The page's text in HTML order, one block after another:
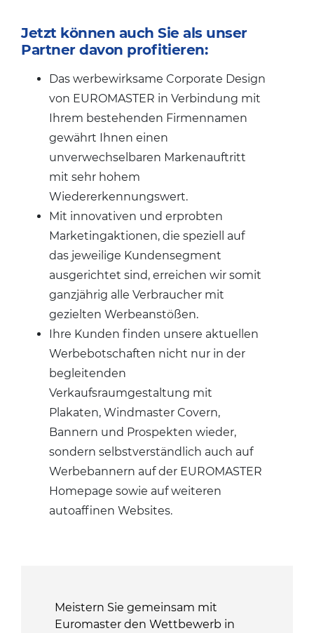
Jetzt können auch Sie als unser
Partner davon profitieren:
Das werbewirksame Corporate Design
von EUROMASTER in Verbindung mit
Ihrem bestehenden Firmennamen
gewährt Ihnen einen
unverwechselbaren Markenauftritt
mit sehr hohem
Wiedererkennungswert.
Mit innovativen und erprobten
Marketingaktionen, die speziell auf
das jeweilige Kundensegment
ausgerichtet sind, erreichen wir somit
ganzjährig alle Verbraucher mit
gezielten Werbeanstößen.
Ihre Kunden finden unsere aktuellen
Werbebotschaften nicht nur in der
begleitenden
Verkaufsraumgestaltung mit
Plakaten, Windmaster Covern,
Bannern und Prospekten wieder,
sondern selbstverständlich auch auf
Werbebannern auf der EUROMASTER
Homepage sowie auf weiteren
autoaffinen Websites.
Meistern Sie gemeinsam mit
Euromaster den Wettbewerb in